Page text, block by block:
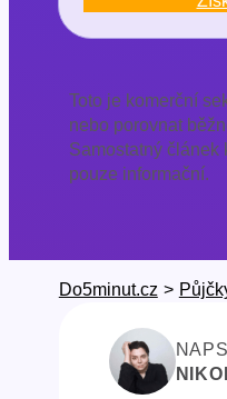
Toto je komerční
nebo porovnat
Samostatný článek
pouze informační.
Do5minut.cz >